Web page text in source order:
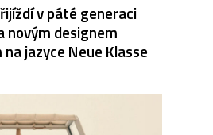
v páté generaci
novým designem
jazyce Neue Klasse